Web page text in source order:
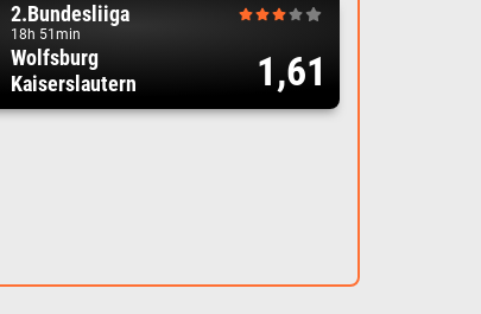
2.Bundesliiga
18h 51min
Wolfsburg
Kaiserslautern
1,61